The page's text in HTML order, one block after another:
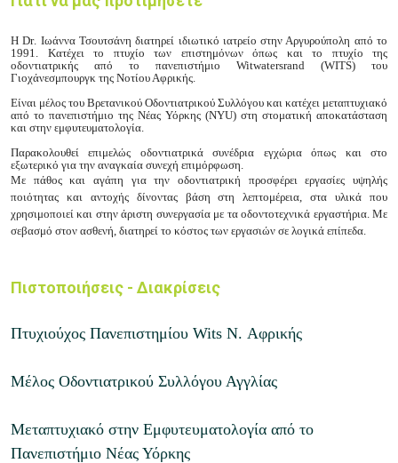
ΗDr. Ιωάννα Τσουτσάνη διατηρεί ιδιωτικό ιατρείο στην Αργυρούπολη από το
1991. Κατέχει το πτυχίο των επιστημόνων όπως και το πτυχίο της
οδοντιατρικής από το πανεπιστήμιο Witwatersrand (WITS) του
Γιοχάνεσμπουργκ της Νοτίου Αφρικής.
Είναι μέλος του Βρετανικού Οδοντιατρικού Συλλόγου και κατέχει μεταπτυχιακό
από το πανεπιστήμιο της Νέας Υόρκης (NYU) στη στοματική αποκατάσταση
και στην εμφυτευματολογία.
Παρακολουθεί επιμελώς οδοντιατρικά συνέδρια εγχώρια όπως και στο
εξωτερικό για την αναγκαία συνεχή επιμόρφωση.
Με πάθος και αγάπη για την οδοντιατρική προσφέρει εργασίες υψηλής
ποιότητας και αντοχής δίνοντας βάση στη λεπτομέρεια, στα υλικά που
χρησιμοποιεί και στην άριστη συνεργασία με τα οδοντοτεχνικά εργαστήρια. Με
σεβασμό στον ασθενή, διατηρεί το κόστος των εργασιών σε λογικά επίπεδα.
Πιστοποιήσεις - Διακρίσεις
Πτυχιούχος Πανεπιστημίου Wits N. Αφρικής
Μέλος Οδοντιατρικού Συλλόγου Αγγλίας
Μεταπτυχιακό στην Εμφυτευματολογία από το
Πανεπιστήμιο Νέας Υόρκης